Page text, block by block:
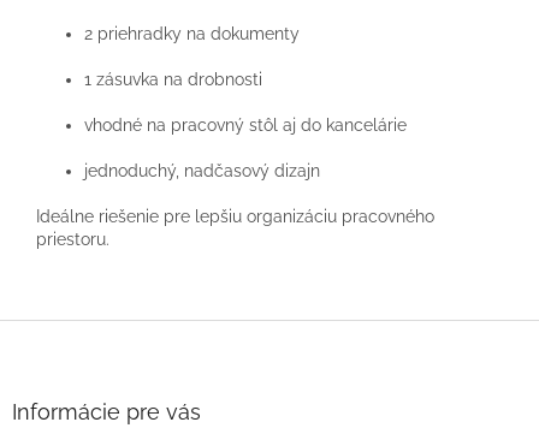
2 priehradky na dokumenty
1 zásuvka na drobnosti
vhodné na pracovný stôl aj do kancelárie
jednoduchý, nadčasový dizajn
Ideálne riešenie pre lepšiu organizáciu pracovného
priestoru.
Informácie pre vás